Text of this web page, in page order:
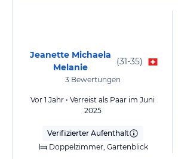
Jeanette Michaela
Melanie
(31-35)
3Bewertungen
Vor 1 Jahr • Verreist als Paar im Juni
2025
Verifizierter Aufenthalt
Doppelzimmer, Gartenblick